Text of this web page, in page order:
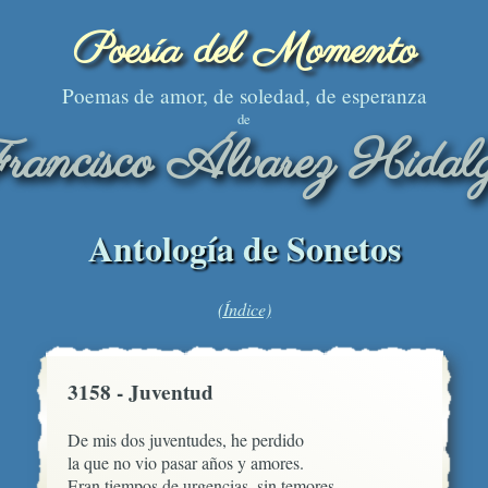
Poesía del Momento
Poemas de amor, de soledad, de esperanza
de
Álvarez
Antología de Sonetos
(Índice)
3158 - Juventud
De mis dos juventudes, he perdido
la que no vio pasar años y amores.